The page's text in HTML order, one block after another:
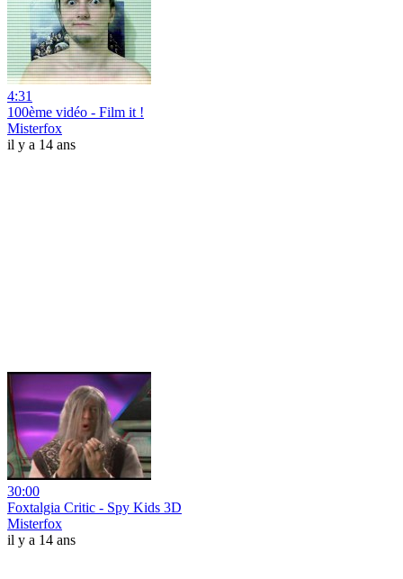
4:31
100ème vidéo - Film it !
Misterfox
il y a 14 ans
30:00
Foxtalgia Critic - Spy Kids 3D
Misterfox
il y a 14 ans